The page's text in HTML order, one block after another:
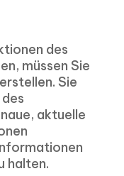
des
müssen Sie
Sie
aktuelle
halten.